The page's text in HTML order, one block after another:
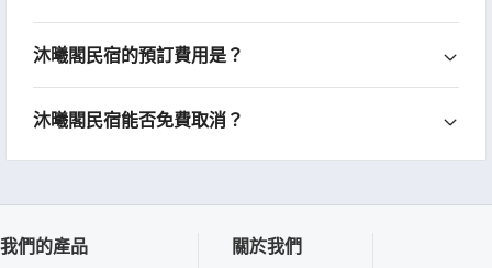
沐曦閣民宿的預訂費用是？
沐曦閣民宿能否免費取消？
我們的產品 關於我們